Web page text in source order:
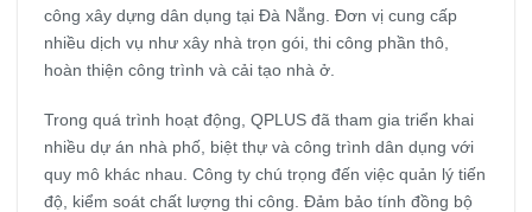
công xây dựng dân dụng tại Đà Nẵng. Đơn vị cung cấp
nhiều dịch vụ như xây nhà trọn gói, thi công phần thô,
hoàn thiện công trình và cải tạo nhà ở.
Trong quá trình hoạt động, QPLUS đã tham gia triển khai
nhiều dự án nhà phố, biệt thự và công trình dân dụng với
quy mô khác nhau. Công ty chú trọng đến việc quản lý tiến
độ, kiểm soát chất lượng thi công. Đảm bảo tính đồng bộ